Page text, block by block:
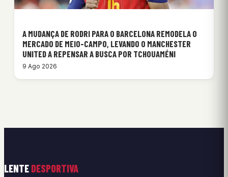
A MUDANÇA DE RODRI PARA O BARCELONA REMODELA O
MERCADO DE MEIO-CAMPO, LEVANDO O MANCHESTER
UNITED A REPENSAR A BUSCA POR TCHOUAMÉNI
9 Ago 2026
LENTE DESPORTIVA